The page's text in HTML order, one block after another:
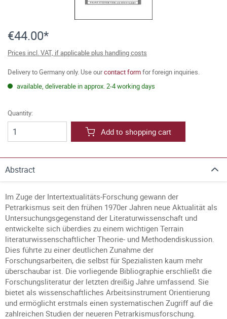
€44.00*
Prices incl. VAT, if applicable plus handling costs
Delivery to Germany only. Use ourcontact formfor foreign inquiries.
available, deliverable in approx. 2-4 working days
Quantity:
Add to shopping cart
Abstract
Im Zuge der Intertextualitäts-Forschung gewann der
Petrarkismus seit den frühen 1970er Jahren neue Aktualität als
Untersuchungsgegenstand der Literaturwissenschaft und
entwickelte sich überdies zu einem wichtigen Terrain
literaturwissenschaftlicher Theorie- und Methodendiskussion.
Dies führte zu einer deutlichen Zunahme der
Forschungsarbeiten, die selbst für Spezialisten kaum mehr
überschaubar ist. Die vorliegende Bibliographie erschließt die
Forschungsliteratur der letzten dreißig Jahre umfassend. Sie
bietet als wissenschaftliches Arbeitsinstrument Orientierung
und ermöglicht erstmals einen systematischen Zugriff auf die
zahlreichen Studien der neueren Petrarkismusforschung.